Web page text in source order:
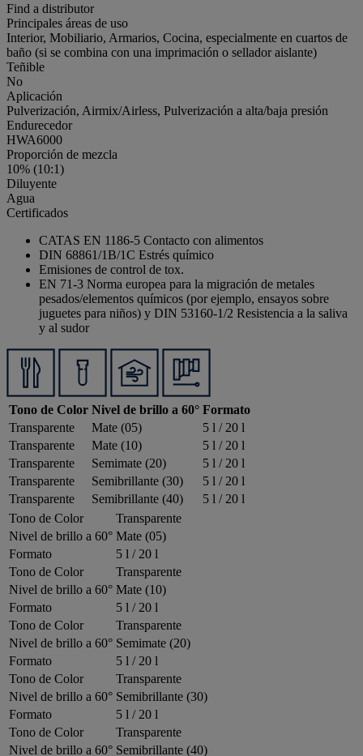
Find a distributor
Principales áreas de uso
Interior, Mobiliario, Armarios, Cocina, especialmente en cuartos de
baño (si se combina con una imprimación o sellador aislante)
Teñible
No
Aplicación
Pulverización, Airmix/Airless, Pulverización a alta/baja presión
Endurecedor
HWA6000
Proporción de mezcla
10% (10:1)
Diluyente
Agua
Certificados
CATAS EN 1186-5 Contacto con alimentos
DIN 68861/1B/1C Estrés químico
Emisiones de control de tox.
EN 71-3 Norma europea para la migración de metales
pesados/elementos químicos (por ejemplo, ensayos sobre
juguetes para niños) y DIN 53160-1/2 Resistencia a la saliva
y al sudor
Tono de Color Nivel de brillo a 60° Formato
Transparente
Mate (05)
5 l / 20 l
Transparente
Mate (10)
5 l / 20 l
Transparente
Semimate (20)
5 l / 20 l
Transparente
Semibrillante (30)
5 l / 20 l
Transparente
Semibrillante (40)
5 l / 20 l
Tono de Color
Transparente
Nivel de brillo a 60° Mate (05)
Formato
5 l / 20 l
Tono de Color
Transparente
Nivel de brillo a 60° Mate (10)
Formato
5 l / 20 l
Tono de Color
Transparente
Nivel de brillo a 60° Semimate (20)
Formato
5 l / 20 l
Tono de Color
Transparente
Nivel de brillo a 60° Semibrillante (30)
Formato
5 l / 20 l
Tono de Color
Transparente
Nivel de brillo a 60° Semibrillante (40)